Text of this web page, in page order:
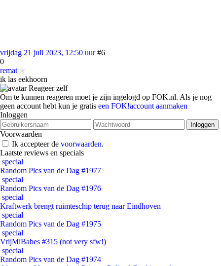
vrijdag 21 juli 2023, 12:50 uur #6
0
remat
ik las eekhoorn
Reageer zelf
Om te kunnen reageren moet je zijn ingelogd op FOK.nl. Als je nog
geen account hebt kun je gratis een FOK!account aanmaken
Inloggen
Voorwaarden
Ik accepteer de voorwaarden.
Laatste reviews en specials
special
Random Pics van de Dag #1977
special
Random Pics van de Dag #1976
special
Kraftwerk brengt ruimteschip terug naar Eindhoven
special
Random Pics van de Dag #1975
special
VrijMiBabes #315 (not very sfw!)
special
Random Pics van de Dag #1974